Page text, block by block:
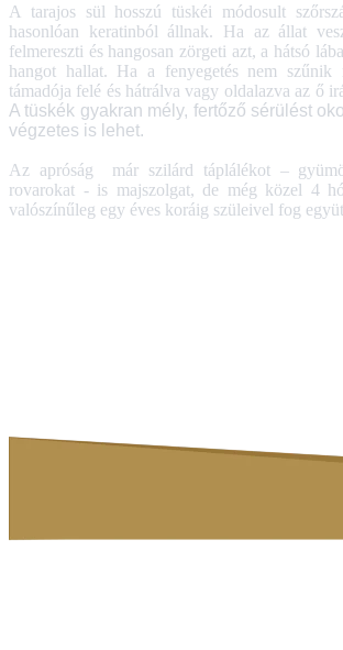
A tarajos sül hosszú tüskéi módosult
hasonlóan keratinból állnak. Ha az állat
felmereszti és hangosan zörgeti azt, a hátsó
hangot hallat. Ha a fenyegetés nem szűnik
támadója felé és hátrálva vagy oldalazva az ő
A tüskék gyakran mély, fertőző sérülést
végzetes is lehet.
Az apróság már szilárd táplálékot –
rovarokat - is majszolgat, de még közel 4
valószínűleg egy éves koráig szüleivel fog